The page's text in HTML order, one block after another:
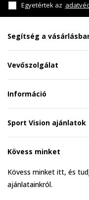
Egyetértek az
Segítség a
Vevőszolgálat
Információ
Sport Vision ajánlatok
Kövess minket
Kövess minket itt, és
ajánlatainkról.